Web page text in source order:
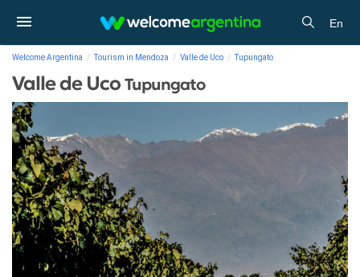
En
Welcome Argentina Tourism in Mendoza Valle de Uco Tupungato
Valle de UcoTupungato